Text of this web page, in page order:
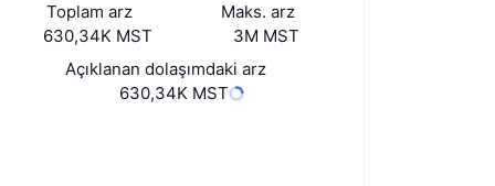
Toplam arz
630,34K MST
Maks. arz
3M MST
Açıklanan dolaşımdaki arz
630,34K MST